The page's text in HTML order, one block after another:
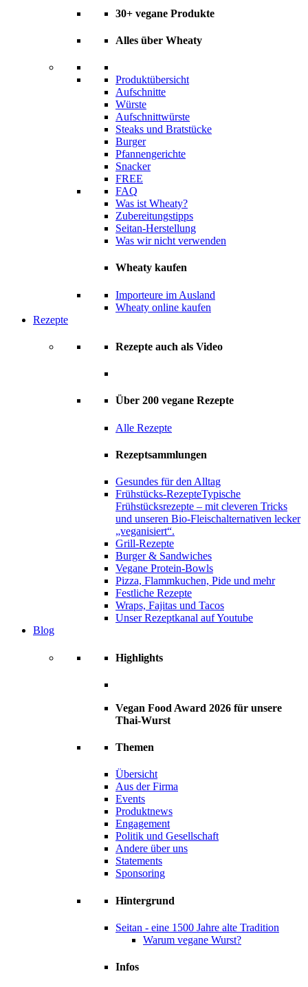
30+ vegane Produkte
Alles über Wheaty
Produktübersicht
Aufschnitte
Würste
Aufschnittwürste
Steaks und Bratstücke
Burger
Pfannengerichte
Snacker
FREE
FAQ
Was ist Wheaty?
Zubereitungstipps
Seitan-Herstellung
Was wir nicht verwenden
Wheaty kaufen
Importeure im Ausland
Wheaty online kaufen
Rezepte
Rezepte auch als Video
Über 200 vegane Rezepte
Alle Rezepte
Rezeptsammlungen
Gesundes für den Alltag
Frühstücks-RezepteTypische
Frühstücksrezepte – mit cleveren Tricks
und unseren Bio-Fleischalternativen lecker
„veganisiert“.
Grill-Rezepte
Burger & Sandwiches
Vegane Protein-Bowls
Pizza, Flammkuchen, Pide und mehr
Festliche Rezepte
Wraps, Fajitas und Tacos
Unser Rezeptkanal auf Youtube
Blog
Highlights
Vegan Food Award 2026 für unsere
Thai-Wurst
Themen
Übersicht
Aus der Firma
Events
Produktnews
Engagement
Politik und Gesellschaft
Andere über uns
Statements
Sponsoring
Hintergrund
Seitan - eine 1500 Jahre alte Tradition
Warum vegane Wurst?
Infos